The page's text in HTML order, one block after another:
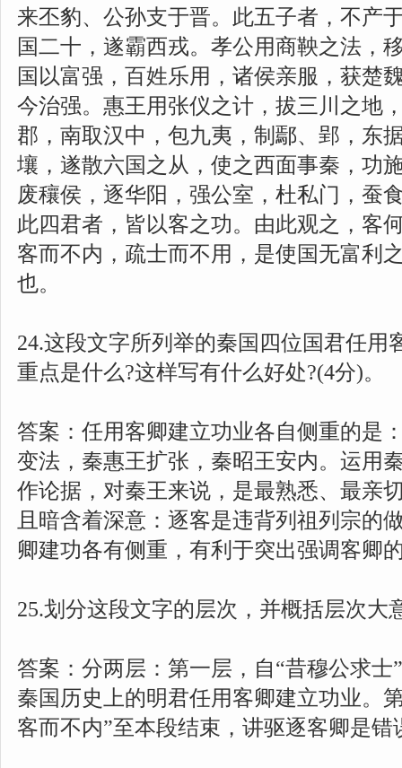
来丕豹、公孙支于晋。此五子者，不产
国二十，遂霸西戎。孝公用商鞅之法，
国以富强，百姓乐用，诸侯亲服，获楚
今治强。惠王用张仪之计，拔三川之地
郡，南取汉中，包九夷，制鄢、郢，东
壤，遂散六国之从，使之西面事秦，功
废穰侯，逐华阳，强公室，杜私门，蚕
此四君者，皆以客之功。由此观之，客
客而不内，疏士而不用，是使国无富利
也。
24.这段文字所列举的秦国四位国君任用
重点是什么?这样写有什么好处?(4分)。
答案：任用客卿建立功业各自侧重的是
变法，秦惠王扩张，秦昭王安内。运用
作论据，对秦王来说，是最熟悉、最亲
且暗含着深意：逐客是违背列祖列宗的
卿建功各有侧重，有利于突出强调客卿
25.划分这段文字的层次，并概括层次大
答案：分两层：第一层，自“昔穆公求士
秦国历史上的明君任用客卿建立功业。
客而不内”至本段结束，讲驱逐客卿是错